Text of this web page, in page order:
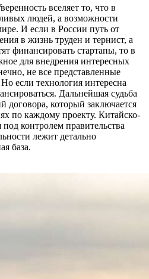
вселяет то, что в
людей, а возможности
И если в России путь от
в жизнь труден и тернист, а
финансировать стартапы, то в
для внедрения интересных
не все представленные
если технология интересна
Дальнейшая судьба
договора, который заключается
по каждому проекту. Китайско-
контролем правительства
лежит детально
база.